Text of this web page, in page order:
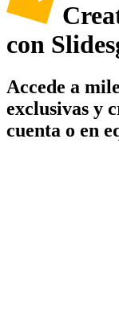
con
Accede a
exclusivas y
cuenta o en